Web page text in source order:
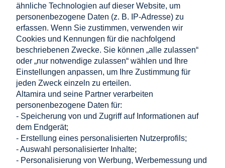
Einkaufen
ähnliche Technologien auf dieser Website, um
personenbezogene Daten (z. B. IP-Adresse) zu
erfassen. Wenn Sie zustimmen, verwenden wir
Cookies und Kennungen für die nachfolgend
beschriebenen Zwecke. Sie können „alle zulassen“
oder „nur notwendige zulassen“ wählen und Ihre
Einstellungen anpassen, um Ihre Zustimmung für
jeden Zweck einzeln zu erteilen.
Altamira und seine Partner verarbeiten
personenbezogene Daten für:
- Speicherung von und Zugriff auf Informationen auf
dem Endgerät;
- Erstellung eines personalisierten Nutzerprofils;
- Auswahl personalisierter Inhalte;
- Personalisierung von Werbung, Werbemessung und